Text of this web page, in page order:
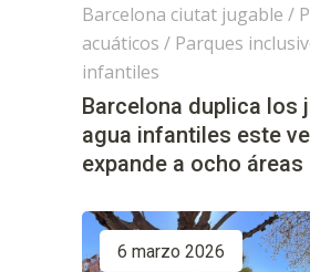
Barcelona ciutat jugable /
acuáticos / Parques
infantiles
Barcelona duplica los
agua infantiles este
expande a ocho áreas
6 marzo 2026